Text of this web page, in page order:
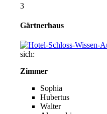
3
Gärtnerhaus
sich:
Zimmer
Sophia
Hubertus
Walter